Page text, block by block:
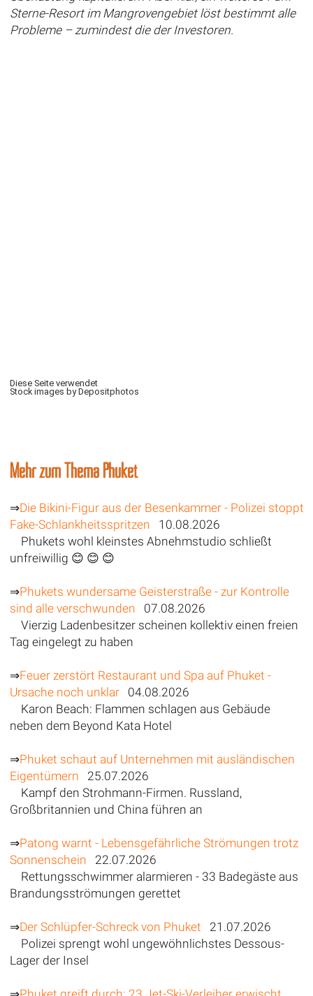
Sterne-Resort im Mangrovengebiet löst bestimmt alle
Probleme – zumindest die der Investoren.
Diese Seite verwendet
Stock images by Depositphotos
Mehr zum Thema Phuket
⇒Die Bikini-Figur aus der Besenkammer - Polizei stoppt
Fake-Schlankheitsspritzen 10.08.2026
Phukets wohl kleinstes Abnehmstudio schließt
unfreiwillig 😊 😊 😊
⇒Phukets wundersame Geisterstraße - zur Kontrolle
sind alle verschwunden 07.08.2026
Vierzig Ladenbesitzer scheinen kollektiv einen freien
Tag eingelegt zu haben
⇒Feuer zerstört Restaurant und Spa auf Phuket -
Ursache noch unklar04.08.2026
Karon Beach: Flammen schlagen aus Gebäude
neben dem Beyond Kata Hotel
⇒Phuket schaut auf Unternehmen mit ausländischen
Eigentümern 25.07.2026
Kampf den Strohmann-Firmen. Russland,
Großbritannien und China führen an
⇒Patong warnt - Lebensgefährliche Strömungen trotz
Sonnenschein 22.07.2026
Rettungsschwimmer alarmieren - 33 Badegäste aus
Brandungsströmungen gerettet
⇒Der Schlüpfer-Schreck von Phuket 21.07.2026
Polizei sprengt wohl ungewöhnlichstes Dessous-
Lager der Insel